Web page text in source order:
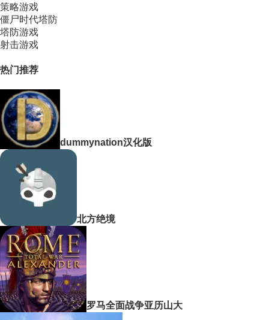
策略游戏
僵尸时代塔防
塔防游戏
射击游戏
热门推荐
dummynation汉化版
北方绝境
罗马全面战争亚历山大